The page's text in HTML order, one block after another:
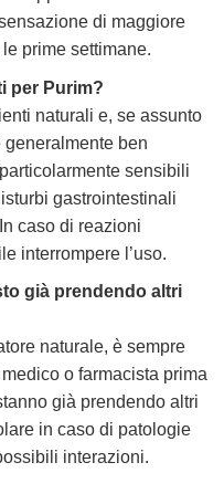
di maggiore
prime settimane.
per Purim?
naturali e, se assunto
ben
sensibili
gastrointestinali
caso di reazioni
interrompere l’uso.
già prendendo altri
naturale, è sempre
o farmacista prima
già prendendo altri
in caso di patologie
interazioni.